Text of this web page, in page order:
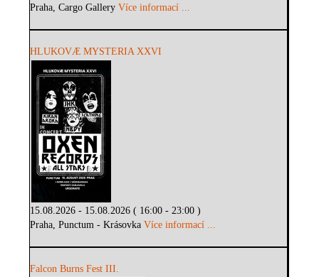
Praha, Cargo GalleryVíce informací ...
HLUKOVÆ MYSTERIA XXVI
15.08.2026 - 15.08.2026 ( 16:00 - 23:00 )
Praha, Punctum - KrásovkaVíce informací ...
Falcon Burns Fest III.